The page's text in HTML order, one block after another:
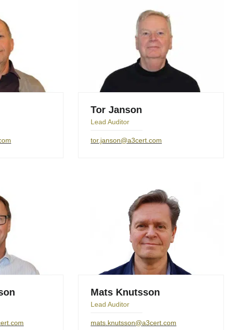
Tor Janson
Lead Auditor
tor.janson@a3cert.com
Mats Knutsson
Lead Auditor
mats.knutsson@a3cert.com